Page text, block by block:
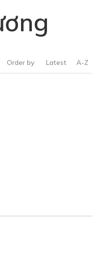
Order by Latest A-Z